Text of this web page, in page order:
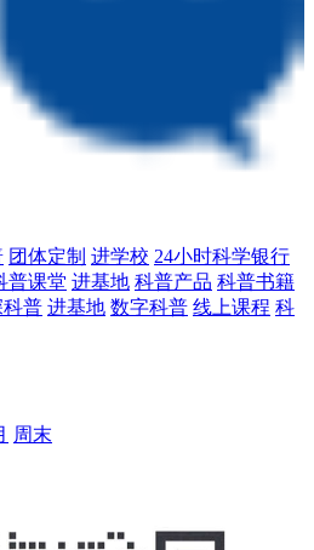
团体定制 进学校 24小时科学银行
普课堂 进基地 科普产品 科普书籍
普 进基地 数字科普 线上课程 科
周末